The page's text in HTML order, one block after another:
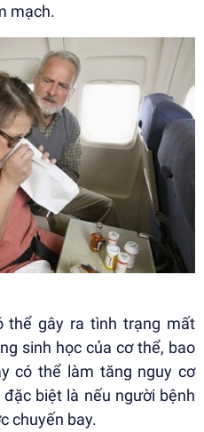
mạch.
thể gây ra tình trạng mất
sinh học của cơ thể, bao
có thể làm tăng nguy cơ
biệt là nếu người bệnh
chuyến bay.